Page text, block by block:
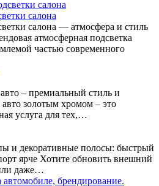
салона
салона — атмосфера и стиль
атмосферная подсветка
частью современного
– премиальный стиль и
золотым хромом – это
услуга для тех,…
и декоративные полосы: быстрый
ярче Хотите обновить внешний
даже…